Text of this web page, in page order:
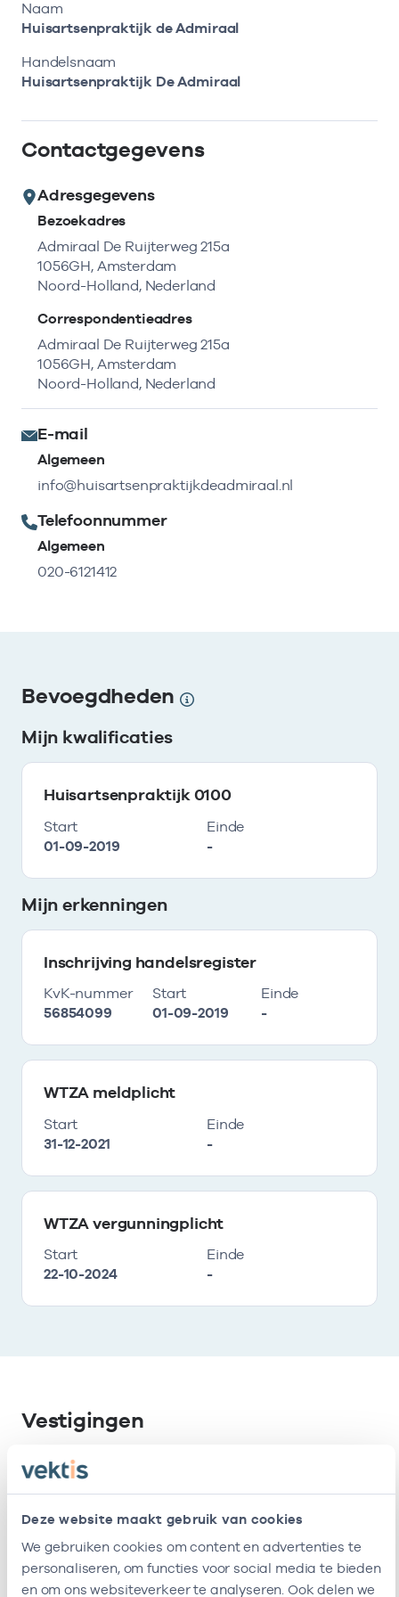
Deze website maakt gebruik van cookies
We gebruiken cookies om content en advertenties te
personaliseren, om functies voor social media te bieden
en om ons websiteverkeer te analyseren. Ook delen we
Zoeken in AGB-register
zorgaanbieder of onderneming.
Kortdurende zorg
Langdurige zorg
Gemeentezorgspiegel
Op zoek naar een rapport?
Bekijk de openbare rapporten per thema of
log in voor de besloten rapporten op
Zorgprisma.nl.
Naar openbare rapporten
Retourcodezoeker
Bekijk het aanbod
Naar hulp
Naam
Huisartsenpraktijk de Admiraal
Handelsnaam
Huisartsenpraktijk De Admiraal
Contactgegevens
Adresgegevens
Bezoekadres
Admiraal De Ruijterweg 215a
1056GH, Amsterdam
Noord-Holland, Nederland
Correspondentieadres
Admiraal De Ruijterweg 215a
1056GH, Amsterdam
Noord-Holland, Nederland
E-mail
Algemeen
info@huisartsenpraktijkdeadmiraal.nl
Telefoonnummer
Algemeen
020-6121412
Bevoegdheden
Mijn kwalificaties
Huisartsenpraktijk 0100
Start
01-09-2019
Einde
-
Mijn erkenningen
Inschrijving handelsregister
KvK-nummer
56854099
Start
01-09-2019
Einde
-
WTZA meldplicht
Start
31-12-2021
Einde
-
WTZA vergunningplicht
Start
22-10-2024
Einde
-
Vestigingen
Deze onderneming heeft de volgende
vestigingen
Naam AGB-code